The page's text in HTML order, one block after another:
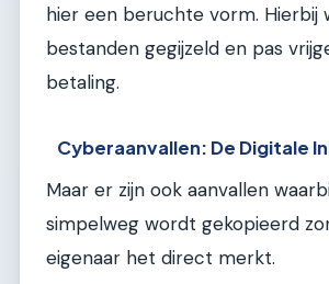
hier een beruchte vorm. Hierbij
bestanden gegijzeld en pas
betaling.
Cyberaanvallen: De Digitale
Maar er zijn ook aanvallen
simpelweg wordt gekopieerd
eigenaar het direct merkt.